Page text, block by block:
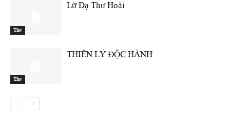
Thơ
Lữ Dạ Thư Hoài
Thơ
THIÊN LÝ ĐỘC HÀNH